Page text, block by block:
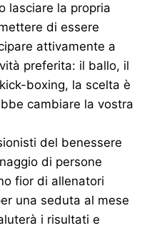
lasciare la propria
di essere
attivamente a
preferita: il ballo, il
boxing, la scelta è
cambiare la vostra
del benessere
di persone
fior di allenatori
una seduta al mese
i risultati e